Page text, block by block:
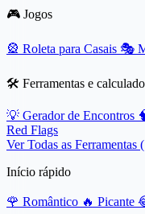
🎮 Jogos
🎡 Roleta para Casais 🎭
🛠️ Ferramentas e
💡 Gerador de Encontros
Red Flags
Ver Todas as
Início rápido
🌹 Romântico 🔥 Picante